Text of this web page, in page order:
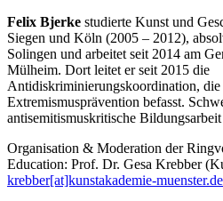
Felix Bjerke studierte Kunst und
Siegen und Köln (2005 – 2012),
Solingen und arbeitet seit 2014 am
Mülheim. Dort leitet er seit 2015 die
Antidiskriminierungskoordination, die
Extremismusprävention befasst.
antisemitismuskritische
Organisation & Moderation der
Education: Prof. Dr. Gesa Krebber
krebber[at]kunstakademie-muenster.de